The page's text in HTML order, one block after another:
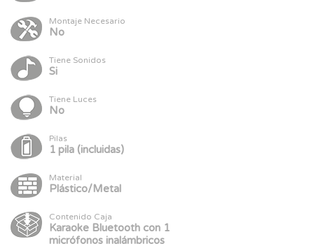
Montaje Necesario
No
Tiene Sonidos
Si
Tiene Luces
No
Pilas
1 pila (incluidas)
Material
Plástico/Metal
Contenido Caja
Karaoke Bluetooth con 1
micrófonos inalámbricos